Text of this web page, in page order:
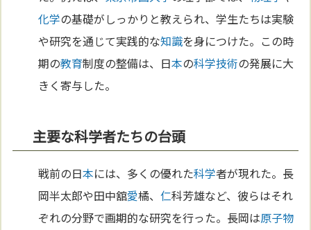
化学の基礎がしっかりと教えられ、学生たちは実験
や研究を通じて実践的な知識を身につけた。この時
期の教育制度の整備は、日本の科学技術の発展に大
きく寄与した。
主要な科学者たちの台頭
戦前の日本には、多くの優れた科学者が現れた。長
岡半太郎や田中舘愛橘、仁科芳雄など、彼らはそれ
ぞれの分野で画期的な研究を行った。長岡は原子物